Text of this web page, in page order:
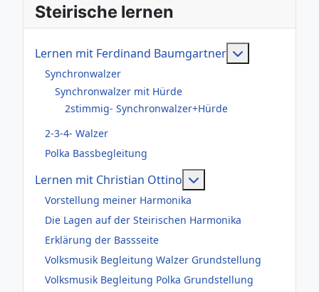
Steirische lernen
Lernen mit Ferdinand Baumgartner
Synchronwalzer
Synchronwalzer mit Hürde
2stimmig- Synchronwalzer+Hürde
2-3-4- Walzer
Polka Bassbegleitung
Lernen mit Christian Ottino
Vorstellung meiner Harmonika
Die Lagen auf der Steirischen Harmonika
Erklärung der Bassseite
Volksmusik Begleitung Walzer Grundstellung
Volksmusik Begleitung Polka Grundstellung